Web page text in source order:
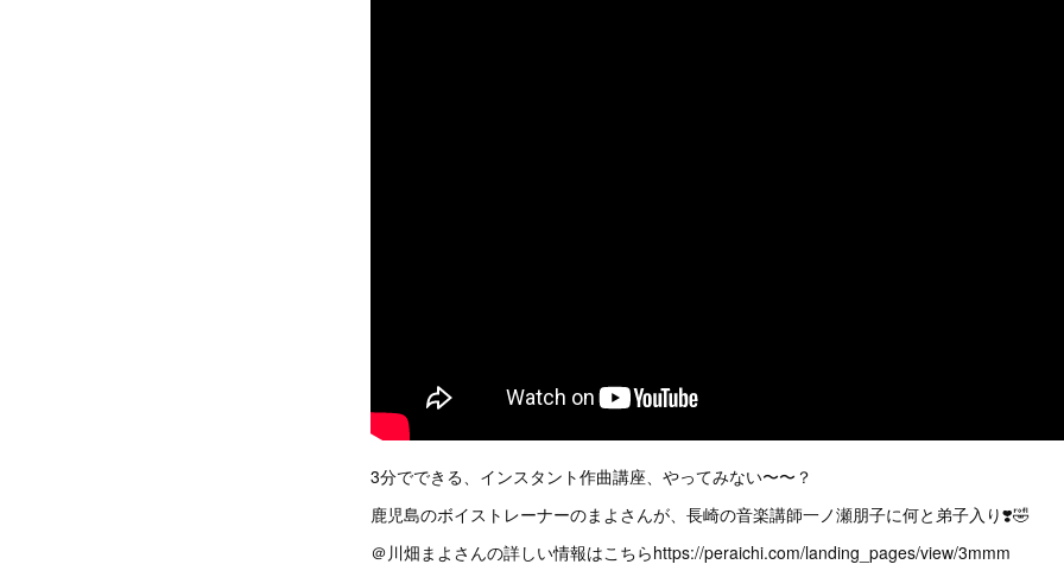
3分でできる、インスタント作曲講座、やってみない〜〜？
鹿児島のボイストレーナーのまよさんが、長崎の音楽講師一ノ瀬朋子に何と弟子入り❣️🤣
＠川畑まよさんの詳しい情報はこちらhttps://peraichi.com/landing_pages/view/3mmm